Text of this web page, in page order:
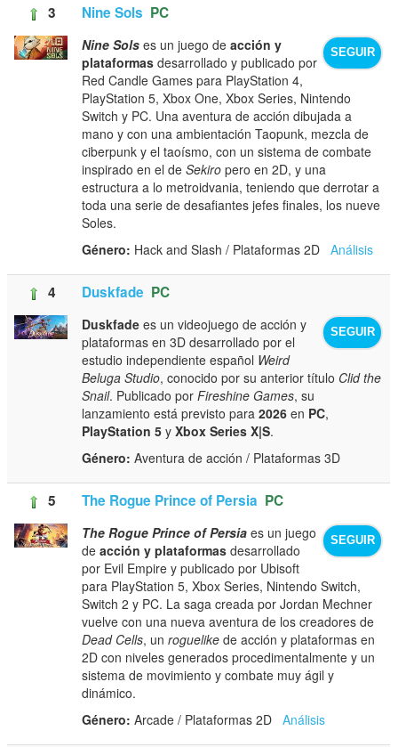
3 Nine Sols PC
SEGUIR
Nine Sols es un juego deacción y
plataformas desarrollado y publicado por
Red Candle Games para PlayStation 4,
PlayStation 5, Xbox One, Xbox Series, Nintendo
Switch y PC. Una aventura de acción dibujada a
mano y con una ambientación Taopunk, mezcla de
ciberpunk y el taoísmo, con un sistema de combate
inspirado en el deSekiro pero en 2D, y una
estructura a lo metroidvania, teniendo que derrotar a
toda una serie de desafiantes jefes finales, los nueve
Soles.
Género: Hack and Slash / Plataformas 2DAnálisis
4 Duskfade PC
SEGUIR
Duskfade es un videojuego de acción y
plataformas en 3D desarrollado por el
estudio independiente español Weird
Beluga Studio, conocido por su anterior título Clid the
Snail. Publicado porFireshine Games, su
lanzamiento está previsto para2026 en PC,
PlayStation 5 yXbox Series X|S.
Género: Aventura de acción / Plataformas 3D
5 The Rogue Prince of Persia PC
SEGUIR
The Rogue Prince of Persia es un juego
deacción y plataformas desarrollado
por Evil Empire y publicado por Ubisoft
para PlayStation 5, Xbox Series, Nintendo Switch,
Switch 2 y PC. La saga creada por Jordan Mechner
vuelve con una nueva aventura de los creadores de
Dead Cells, unroguelike de acción y plataformas en
2D con niveles generados procedimentalmente y un
sistema de movimiento y combate muy ágil y
dinámico.
Género: Arcade / Plataformas 2DAnálisis